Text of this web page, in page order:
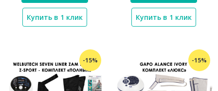
Купить в 1 клик Купить в 1 клик
-15% -15%